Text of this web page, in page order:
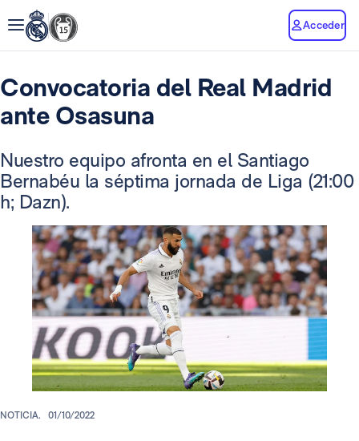
Acceder
Convocatoria del Real Madrid
ante Osasuna
Nuestro equipo afronta en el Santiago
Bernabéu la séptima jornada de Liga (21:00
h; Dazn).
NOTICIA. 01/10/2022